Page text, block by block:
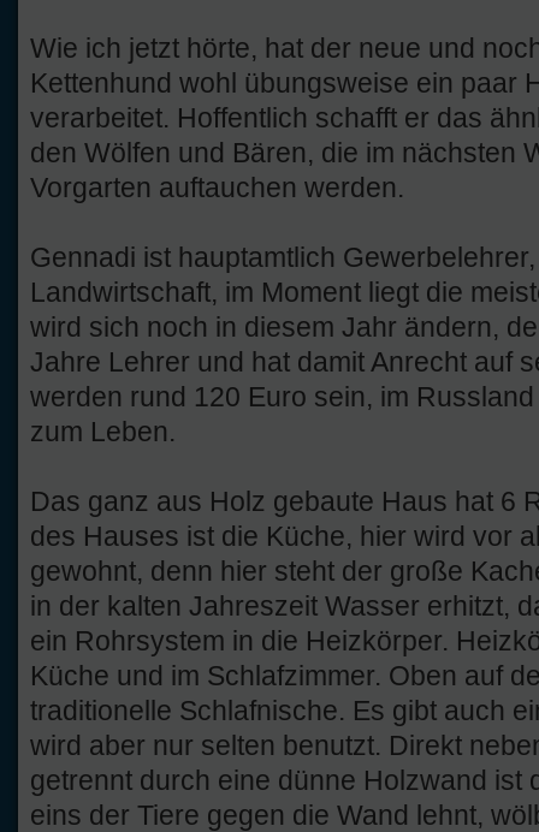
Wie ich jetzt hörte, hat der neue und
Kettenhund wohl übungsweise ein paar
verarbeitet. Hoffentlich schafft er das
den Wölfen und Bären, die im nächsten
Vorgarten auftauchen werden.
Gennadi ist hauptamtlich
Landwirtschaft, im Moment liegt die
wird sich noch in diesem Jahr ändern,
Jahre Lehrer und hat damit Anrecht auf
werden rund 120 Euro sein, im
zum Leben.
Das ganz aus Holz gebaute Haus hat 6
des Hauses ist die Küche, hier wird vor
gewohnt, denn hier steht der große
in der kalten Jahreszeit Wasser erhitzt,
ein Rohrsystem in die Heizkörper.
Küche und im Schlafzimmer. Oben auf
traditionelle Schlafnische. Es gibt auch
wird aber nur selten benutzt. Direkt
getrennt durch eine dünne Holzwand ist
eins der Tiere gegen die Wand lehnt,